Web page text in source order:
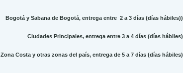
Bogotá y Sabana de Bogotá, entrega entre 2 a 3 días (días hábiles))
Ciudades Principales, entrega entre 3 a 4 días (días hábiles)
Zona Costa y otras zonas del país, entrega de 5 a 7 días (días hábiles)